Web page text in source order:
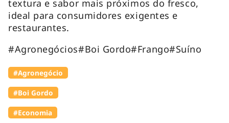
textura e sabor mais próximos do fresco,
ideal para consumidores exigentes e
restaurantes.
#Agronegócios#Boi Gordo#Frango#Suíno
#Agronegócio
#Boi Gordo
#Economia